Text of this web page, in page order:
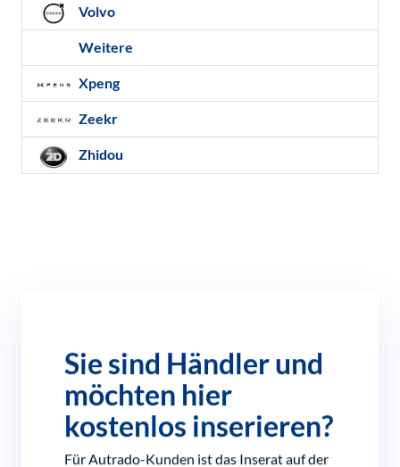
Volvo
Weitere
Xpeng
Zeekr
Zhidou
Sie sind Händler und
möchten hier
kostenlos inserieren?
Für Autrado-Kunden ist das Inserat auf der